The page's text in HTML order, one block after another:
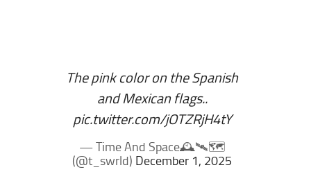
The pink color on the Spanish
and Mexican flags..
pic.twitter.com/jOTZRjH4tY
— Time And Space🕰️🛰️🗺️
(@t_swrld) December 1, 2025